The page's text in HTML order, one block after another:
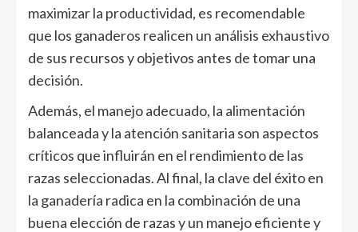
maximizar la productividad, es recomendable
que los ganaderos realicen un análisis exhaustivo
de sus recursos y objetivos antes de tomar una
decisión.
Además, el manejo adecuado, la alimentación
balanceada y la atención sanitaria son aspectos
críticos que influirán en el rendimiento de las
razas seleccionadas. Al final, la clave del éxito en
la ganadería radica en la combinación de una
buena elección de razas y un manejo eficiente y